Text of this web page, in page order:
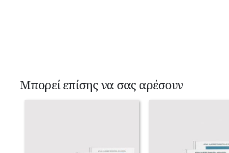
Μπορεί επίσης να σας αρέσουν